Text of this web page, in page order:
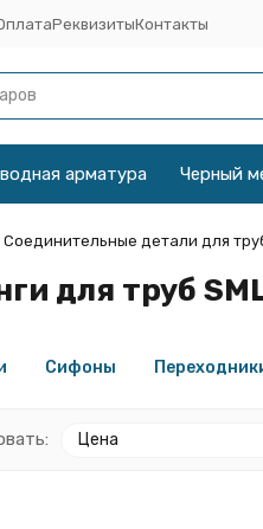
РеквизитыКонтакты
арматура Черный
Соединительные детали для
для труб
Сифоны
Цена